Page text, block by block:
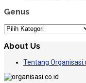
Genus
Genus
About Us
Tentang